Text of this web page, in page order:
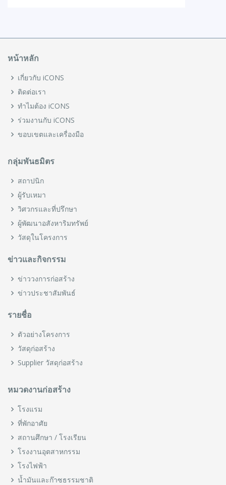
หน้าหลัก
เกี่ยวกับ iCONS
ติดต่อเรา
ทำไมต้อง iCONS
ร่วมงานกับ iCONS
ขอบเขตและเครื่องมือ
กลุ่มพันธมิตร
สถาปนิก
ผู้รับเหมา
วิศวกรและที่ปรึกษา
ผู้พัฒนาอสังหาริมทรัพย์
วัสดุในโครงการ
ข่าวและกิจกรรม
ข่าววงการก่อสร้าง
ข่าวประชาสัมพันธ์
รายชื่อ
ตัวอย่างโครงการ
วัสดุก่อสร้าง
Supplier วัสดุก่อสร้าง
หมวดงานก่อสร้าง
โรงแรม
ที่พักอาศัย
สถานศึกษา / โรงเรียน
โรงงานอุตสาหกรรม
โรงไฟฟ้า
น้ำมันและก๊าซธรรมชาติ